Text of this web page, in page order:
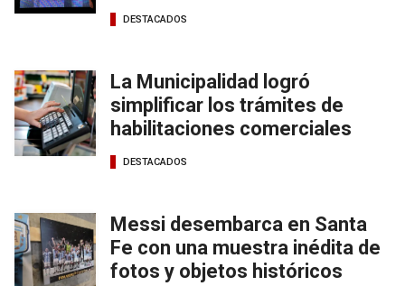
DESTACADOS
La Municipalidad logró
simplificar los trámites de
habilitaciones comerciales
DESTACADOS
Messi desembarca en Santa
Fe con una muestra inédita de
fotos y objetos históricos